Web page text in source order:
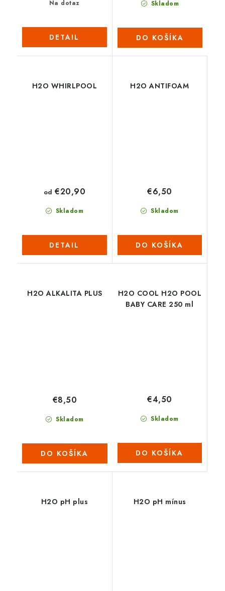
Na dotaz
DETAIL
Skladom
DO KOŠÍKA
H2O WHIRLPOOL
Skladom
od €20,90
DETAIL
H2O ANTIFOAM
Skladom
€6,50
DO KOŠÍKA
H2O ALKALITA PLUS
Skladom
€8,50
DO KOŠÍKA
H2O COOL H2O POOL
BABY CARE 250 ml
Skladom
€4,50
DO KOŠÍKA
H2O pH plus H2O pH mínus